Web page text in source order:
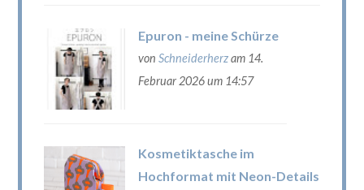
Epuron - meine Schürze
von Schneiderherzam 14.
Februar 2026 um 14:57
Kosmetiktasche im
Hochformat mit Neon-Details